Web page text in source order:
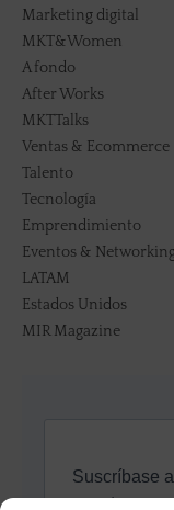
Marketing digital
MKT&Women
A fondo
After Works
MKTTalks
Ventas & Ecommerce
Talento
Tecnología
Emprendimiento
Eventos &
LATAM
Estados Unidos
MIR Magazine